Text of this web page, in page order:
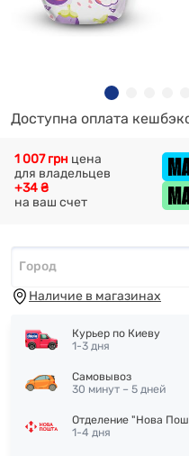
Доступна оплата
+34 ₴
на ваш счет
1 007 грн цена
для владельцев
Город*
Город
Наличие в магазинах
Курьер по Киеву
1-3 дня
Самовывоз
30 минут – 5 дней
Отделение "Нова
1-4 дня